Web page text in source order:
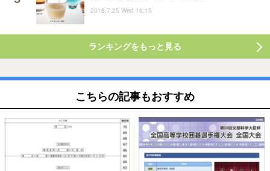
2018.7.25 Wed 16:15
ランキングをもっと見る
こちらの記事もおすすめ